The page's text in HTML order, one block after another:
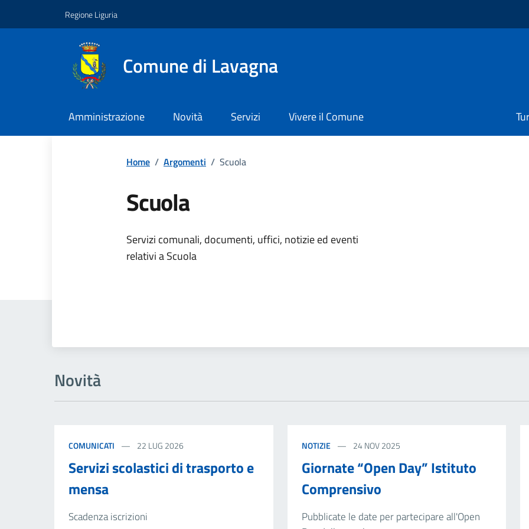
Regione Liguria
Comune di Lavagna
Amministrazione Novità Servizi Vivere il Comune
Home / Argomenti / Scuola
Scuola
Dettagli dell'argomento
Servizi comunali, documenti, uffici, notizie ed eventi
relativi a Scuola
Novità
COMUNICATI 22 LUG 2026
Servizi scolastici di trasporto e
mensa
Scadenza iscrizioni
NOTIZIE 24 NOV 2025
Giornate “Open Day” Istituto
Comprensivo
Pubblicate le date per partecipare all'Open